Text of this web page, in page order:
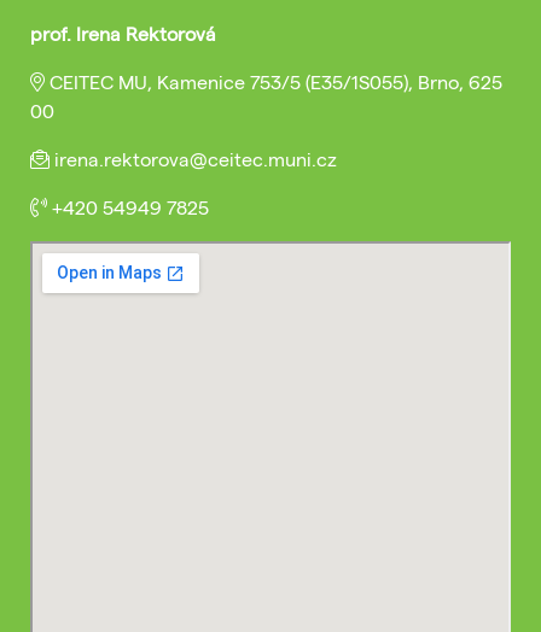
prof. Irena Rektorová
CEITEC MU, Kamenice 753/5 (E35/1S055), Brno, 625
00
irena.rektorova@ceitec.muni.cz
+420 54949 7825